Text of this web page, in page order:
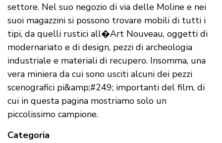
settore. Nel suo negozio di via delle Moline e nei
suoi magazzini si possono trovare mobili di tutti i
tipi, da quelli rustici all�Art Nouveau, oggetti di
modernariato e di design, pezzi di archeologia
industriale e materiali di recupero. Insomma, una
vera miniera da cui sono usciti alcuni dei pezzi
scenografici pi&amp;#249; importanti del film, di
cui in questa pagina mostriamo solo un
piccolissimo campione.
Categoria